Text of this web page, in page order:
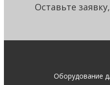
Оставьте
Оборудование